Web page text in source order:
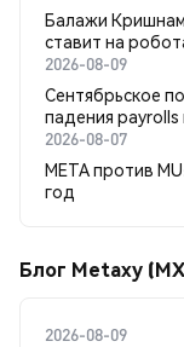
Балажи
ставит на
2026-08-09
Сентябрьское
падения payrolls
2026-08-07
META против
год
Блог Metaxy
2026-08-09